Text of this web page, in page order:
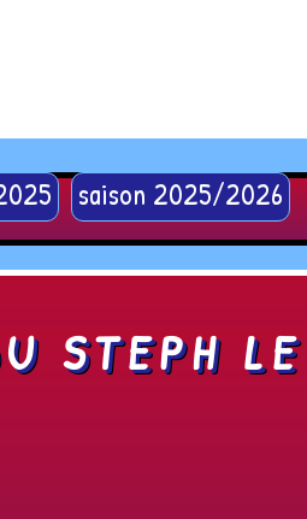
saison 2025/2026
STEPH LE